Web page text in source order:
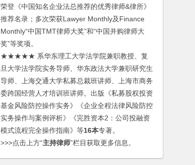
荣登《中国知名企业法总推荐的优秀律师&律所》
推荐名录；多次荣获Lawyer Monthly及Finance
Monthly“中国TMT律师大奖”和“中国并购律师大
奖”等奖项。
★★★★★ 系华东理工大学法学院兼职教授、复
旦大学法学院实务导师、华东政法大学兼职研究生
导师、上海交通大学私募总裁班讲师、上海市商务
委跨国经营人才培训班讲师。出版《私募股权投资
基金风险防控操作实务》《企业全程法律风险防控
实务操作与案例评析》《完胜资本2：公司投融资
模式流程完全操作指南》等16本专著。
>>>点击上方“主持律师”栏目获取更多信息。